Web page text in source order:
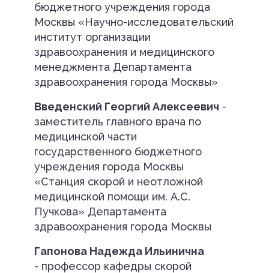
бюджетного учреждения города
Москвы «Научно-исследовательский
институт организации
здравоохранения и медицинского
менеджмента Департамента
здравоохранения города Москвы»
Введенский Георгий Алексеевич -
заместитель главного врача по
медицинской части
государственного бюджетного
учреждения города Москвы
«Станция скорой и неотложной
медицинской помощи им. А.С.
Пучкова» Департамента
здравоохранения города Москвы
Гапонова Надежда Ильинична
- профессор кафедры скорой